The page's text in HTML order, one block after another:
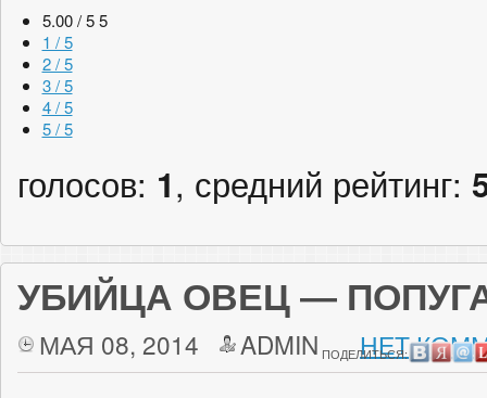
5.00 / 5 5
1 / 5
2 / 5
3 / 5
4 / 5
5 / 5
голосов: 1, средний рейтинг:
УБИЙЦА ОВЕЦ —
МАЯ 08, 2014 ADMIN НЕТ
ПОДЕЛИТЬСЯ: